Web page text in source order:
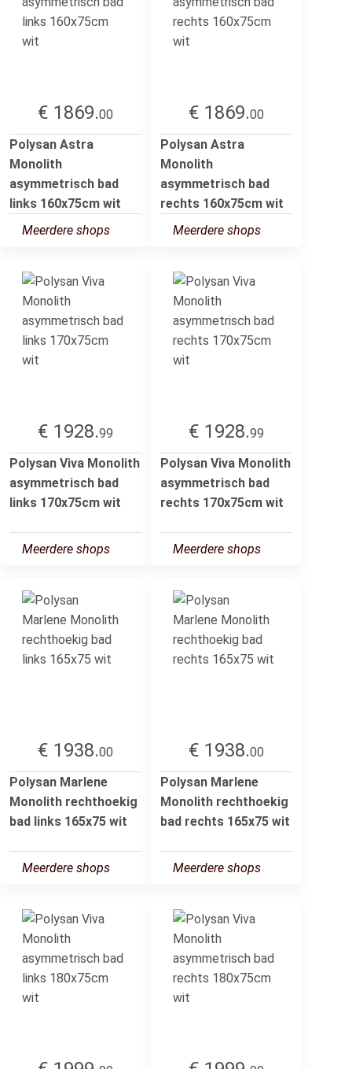
€ 1869.00
Polysan Astra
Monolith
asymmetrisch bad
links 160x75cm wit
Meerdere shops
€ 1869.00
Polysan Astra
Monolith
asymmetrisch bad
rechts 160x75cm wit
Meerdere shops
€ 1928.99
Polysan Viva Monolith
asymmetrisch bad
links 170x75cm wit
Meerdere shops
€ 1928.99
Polysan Viva Monolith
asymmetrisch bad
rechts 170x75cm wit
Meerdere shops
€ 1938.00
Polysan Marlene
Monolith rechthoekig
bad links 165x75 wit
Meerdere shops
€ 1938.00
Polysan Marlene
Monolith rechthoekig
bad rechts 165x75 wit
Meerdere shops